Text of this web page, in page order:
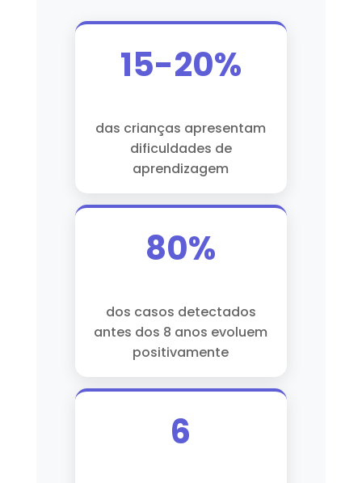
15-20%
das crianças apresentam
dificuldades de
aprendizagem
80%
dos casos detectados
antes dos 8 anos evoluem
positivamente
6